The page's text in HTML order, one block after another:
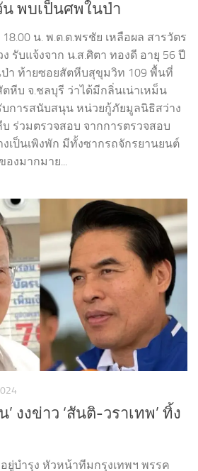
น พบเป็นศพในป่า
18.00 น. พ.ต.ต.พรชัย เหลือผล สารวัตร
รับแจ้งจาก น.ส.ศิตา ทองดี อายุ 56 ปี
า ท้ายซอยสัตหีบสุขุมวิท 109 พื้นที่
หีบ จ.ชลบุรี ว่าได้มีกลิ่นเน่าเหม็น
บการสนับสนุน หน่วยกู้ภัยมูลนิธิสว่าง
ร่วมตรวจสอบ จากการตรวจสอบ
เป็นเพิงพัก มีทั้งซากรถจักรยานยนต์
งมากมาย...
งงข่าว ‘สันติ-วราเทพ’ ทิ้ง
ยู่บำรุง หัวหน้าทีมกรุงเทพฯ พรรค